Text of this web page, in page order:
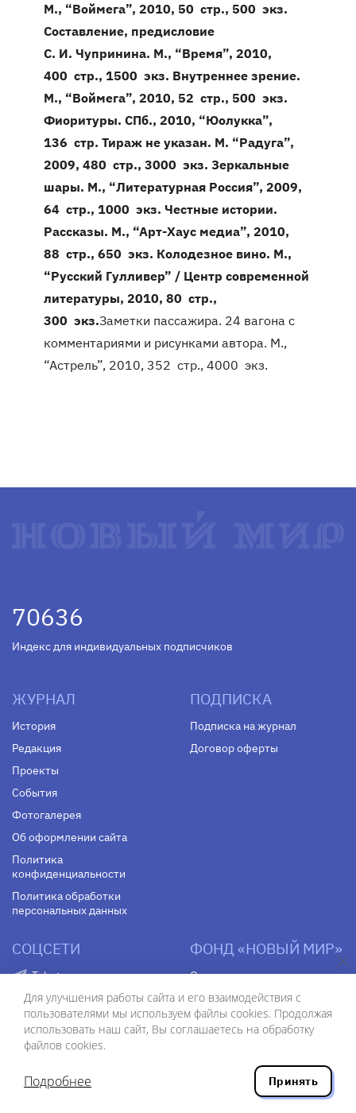
М., “Воймега”, 2010, 50 стр., 500 экз.
Составление, предисловие
С. И. Чупринина. М., “Время”, 2010,
400 стр., 1500 экз. Внутреннее зрение.
М., “Воймега”, 2010, 52 стр., 500 экз.
Фиоритуры. СПб., 2010, “Юолукка”,
136 стр. Тираж не указан. М. “Радуга”,
2009, 480 стр., 3000 экз. Зеркальные
шары. М., “Литературная Россия”, 2009,
64 стр., 1000 экз. Честные истории.
Рассказы. М., “Арт-Хаус медиа”, 2010,
88 стр., 650 экз. Колодезное вино. М.,
“Русский Гулливер” / Центр современной
литературы, 2010, 80 стр.,
300 экз.Заметки пассажира. 24 вагона с
комментариями и рисунками автора. М.,
“Астрель”, 2010, 352 стр., 4000 экз.
70636
Индекс для индивидуальных подписчиков
ЖУРНАЛ
История
Редакция
Проекты
События
Фотогалерея
Об оформлении сайта
Политика
конфиденциальности
Политика обработки
персональных данных
ПОДПИСКА
Подписка на журнал
Договор оферты
СОЦСЕТИ
Telegram
VK
Youtube
Яндекс. Дзен
ФОНД «НОВЫЙ МИР»
О журнале
О центре
Контакты
Для улучшения работы сайта и его взаимодействия с
пользователями мы используем файлы cookies. Продолжая
использовать наш сайт, Вы соглашаетесь на обработку
файлов cookies.
Подробнее Принять